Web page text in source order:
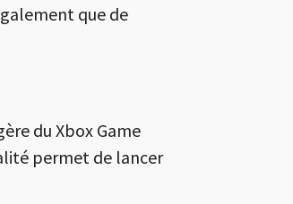
que de
du Xbox Game
permet de lancer